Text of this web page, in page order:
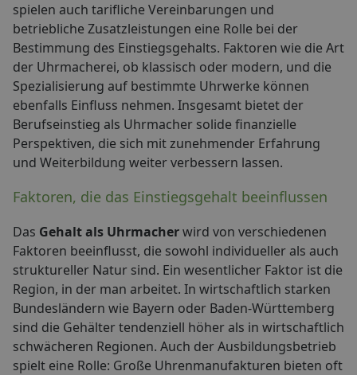
spielen auch tarifliche Vereinbarungen und
betriebliche Zusatzleistungen eine Rolle bei der
Bestimmung des Einstiegsgehalts. Faktoren wie die Art
der Uhrmacherei, ob klassisch oder modern, und die
Spezialisierung auf bestimmte Uhrwerke können
ebenfalls Einfluss nehmen. Insgesamt bietet der
Berufseinstieg als Uhrmacher solide finanzielle
Perspektiven, die sich mit zunehmender Erfahrung
und Weiterbildung weiter verbessern lassen.
Faktoren, die das Einstiegsgehalt beeinflussen
Das Gehalt als Uhrmacherwird von verschiedenen
Faktoren beeinflusst, die sowohl individueller als auch
struktureller Natur sind. Ein wesentlicher Faktor ist die
Region, in der man arbeitet. In wirtschaftlich starken
Bundesländern wie Bayern oder Baden-Württemberg
sind die Gehälter tendenziell höher als in wirtschaftlich
schwächeren Regionen. Auch der Ausbildungsbetrieb
spielt eine Rolle: Große Uhrenmanufakturen bieten oft